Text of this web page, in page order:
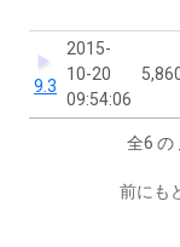
9.3
2015-
10-20
09:54:06
全6 の
前にも